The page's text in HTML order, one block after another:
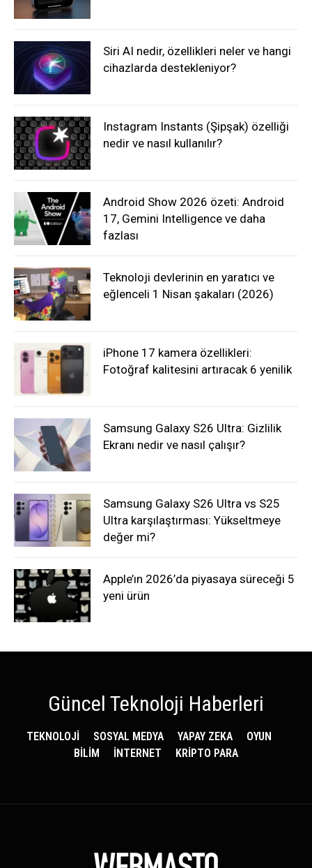
Siri AI nedir, özellikleri neler ve hangi
cihazlarda destekleniyor?
Instagram Instants (Şipşak) özelliği
nedir ve nasıl kullanılır?
Android Show 2026 özeti: Android
17, Gemini Intelligence ve daha
fazlası
Teknoloji devlerinin en yaratıcı ve
eğlenceli 1 Nisan şakaları (2026)
iPhone 17 kamera özellikleri:
Fotoğraf kalitesini artıracak 6 yenilik
Samsung Galaxy S26 Ultra: Gizlilik
Ekranı nedir ve nasıl çalışır?
Samsung Galaxy S26 Ultra vs S25
Ultra karşılaştırması: Yükseltmeye
değer mi?
Apple’ın 2026’da piyasaya süreceği 5
yeni ürün
Güncel Teknoloji Haberleri
TEKNOLOJİ SOSYAL MEDYA YAPAY ZEKA
OYUN
BİLİM
İNTERNET KRİPTO PARA